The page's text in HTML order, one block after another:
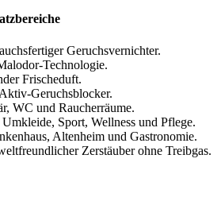
Geruchsvernichter.
Technologie.
Frischeduft.
Geruchsblocker.
WC und Raucherräume.
Umkleide, Sport, Wellness und Pflege.
Altenheim und Gastronomie.
Zerstäuber ohne Treibgas.